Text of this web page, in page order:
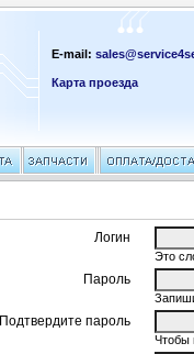
E-mail:
Карта проезда
Логин
Это
Пароль
Подтвердите пароль
Чтобы